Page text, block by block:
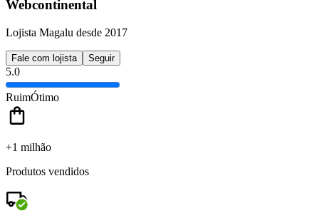
Webcontinental
Lojista Magalu desde 2017
Fale com lojista Seguir
5.0
RuimÓtimo
+1 milhão
Produtos vendidos